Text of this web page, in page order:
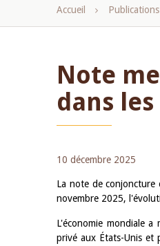
Fil
Accueil Publications
Note
dans
10 décembre 2025
La note de conjoncture
novembre 2025,
L'économie mondiale
privé aux États-Unis et